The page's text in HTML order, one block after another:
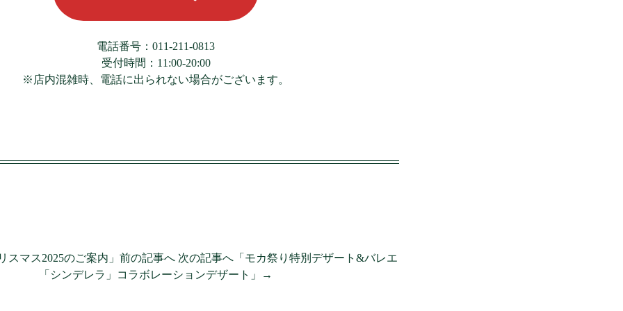
電話番号：011-211-0813
受付時間：11:00-20:00
※店内混雑時、電話に出られない場合がございます。
スマス2025のご案内」前の記事へ 次の記事へ「モカ祭り特別デザート&バレエ
「シンデレラ」コラボレーションデザート」→